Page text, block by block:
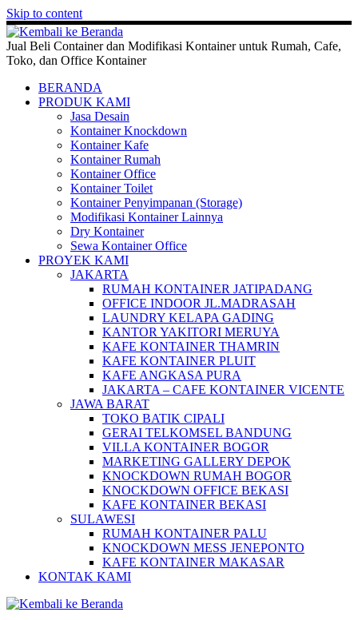
Skip to content
Jual Beli Container dan Modifikasi Kontainer untuk Rumah, Cafe,
Toko, dan Office Kontainer
BERANDA
PRODUK KAMI
Jasa Desain
Kontainer Knockdown
Kontainer Kafe
Kontainer Rumah
Kontainer Office
Kontainer Toilet
Kontainer Penyimpanan (Storage)
Modifikasi Kontainer Lainnya
Dry Kontainer
Sewa Kontainer Office
PROYEK KAMI
JAKARTA
RUMAH KONTAINER JATIPADANG
OFFICE INDOOR JL.MADRASAH
LAUNDRY KELAPA GADING
KANTOR YAKITORI MERUYA
KAFE KONTAINER THAMRIN
KAFE KONTAINER PLUIT
KAFE ANGKASA PURA
JAKARTA – CAFE KONTAINER VICENTE
JAWA BARAT
TOKO BATIK CIPALI
GERAI TELKOMSEL BANDUNG
VILLA KONTAINER BOGOR
MARKETING GALLERY DEPOK
KNOCKDOWN RUMAH BOGOR
KNOCKDOWN OFFICE BEKASI
KAFE KONTAINER BEKASI
SULAWESI
RUMAH KONTAINER PALU
KNOCKDOWN MESS JENEPONTO
KAFE KONTAINER MAKASAR
KONTAK KAMI